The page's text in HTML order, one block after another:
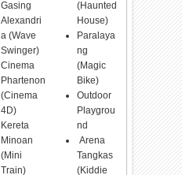
Gasing
Alexandri
a (Wave
Swinger)
Cinema
Phartenon
(Cinema
4D)
Kereta
Minoan
(Mini
Train)
(Haunted
House)
Paralaya
ng
(Magic
Bike)
Outdoor
Playgrou
nd
Arena
Tangkas
(Kiddie